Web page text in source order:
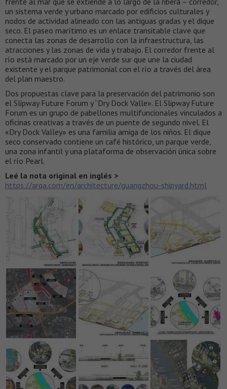
un sistema verde y urbano marcado por edificios culturales y
nodos de actividad alineado con las antiguas gradas y el dique
seco. El paseo marítimo es un enlace transitable clave que
conecta las zonas de desarrollo con la infraestructura, las
atracciones y las zonas de vida y trabajo. El corredor frente al
río está marcado por un eje verde sur que une la ciudad
existente y el parque patrimonial con el río a través del área
del plan maestro.
Dos propuestas clave para la preservación del patrimonio son
el Slipway Future Forum y “Dry Dock Valle». El Slipway Future
Forum es un grupo de pabellones multifuncionales vinculados a
oficinas creativas a través de un puente de segundo nivel. El
«Dry Dock Valley» es una familia amiga de los niños. El dique
seco conservado contiene un café histórico, un parque verde,
una zona infantil y una plataforma de observación única sobre
el río Pearl.
Leé la nota original en inglés >
https://arqa.com/en/architecture/guangzhou-shipyard.html